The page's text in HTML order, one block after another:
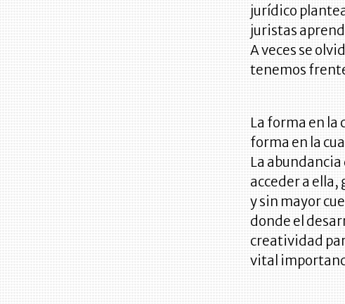
jurídico
juristas
A veces se
tenemos
La forma en la
forma en la
La
acceder a
y sin mayor
donde el
creatividad
vital